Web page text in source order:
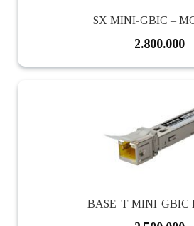
SX MINI-GBIC –
2.800.000
BASE-T MINI-GBIC